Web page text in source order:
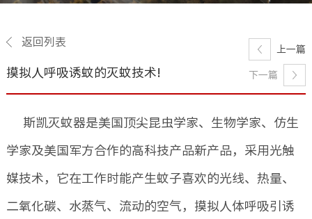
返回列表
摸拟人呼吸诱蚊的灭蚊技术!
上一篇
下一篇
斯凯灭蚊器是美国顶尖昆虫学家、生物学家、仿生
学家及美国军方合作的高科技产品新产品，采用光触
媒技术，它在工作时能产生蚊子喜欢的光线、热量、
二氧化碳、水蒸气、流动的空气，摸拟人体呼吸引诱